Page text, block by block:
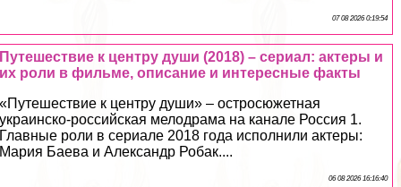
07 08 2026 0:19:54
Путешествие к центру души (2018) – сериал: актеры и
их роли в фильме, описание и интересные факты
«Путешествие к центру души» – остросюжетная
украинско-российская мелодрама на канале Россия 1.
Главные роли в сериале 2018 года исполнили актеры:
Мария Баева и Александр Робак....
06 08 2026 16:16:40